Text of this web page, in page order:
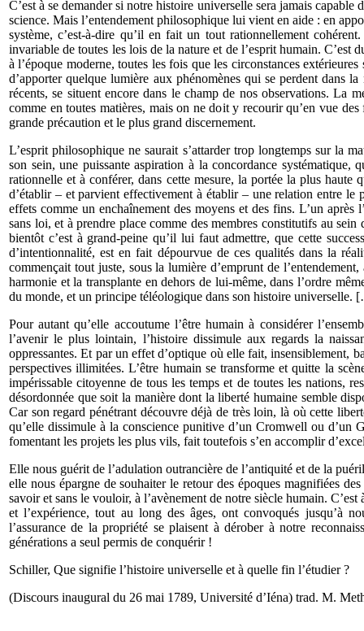
C’est à se demander si notre histoire universelle sera jamais
science. Mais l’entendement philosophique lui vient en aide : en
système, c’est-à-dire qu’il en fait un tout rationnellement
invariable de toutes les lois de la nature et de l’esprit humain. C’est
à l’époque moderne, toutes les fois que les circonstances
d’apporter quelque lumière aux phénomènes qui se perdent dans
récents, se situent encore dans le champ de nos observations. La
comme en toutes matières, mais on ne doit y recourir qu’en vue
grande précaution et le plus grand discernement.
L’esprit philosophique ne saurait s’attarder trop longtemps sur la
son sein, une puissante aspiration à la concordance
ration­nelle et à conférer, dans cette mesure, la portée la plus haute
d’établir – et parvient effectivement à établir – une relation entre le
effets comme un enchaînement des moyens et des fins. L’un
sans loi, et à prendre place comme des membres constitutifs au
bientôt c’est à grand-peine qu’il lui faut admettre, que cette
d’intentionnalité, est en fait dépourvue de ces qualités dans la
commençait tout juste, sous la lumière d’emprunt de
harmonie et la transplante en dehors de lui-même, dans l’ordre
du monde, et un principe téléologique dans son histoire universelle.
Pour autant qu’elle accoutume l’être humain à considérer
l’avenir le plus lointain, l’histoire dissimule aux regards la
oppressantes. Et par un effet d’optique où elle fait, insensiblement,
perspectives illimitées. L’être humain se transforme et quitte la
impérissable citoyenne de tous les temps et de toutes les nations,
désordonnée que soit la manière dont la liberté humaine semble
Car son regard pénétrant découvre déjà de très loin, là où cette
qu’elle dissimule à la conscience punitive d’un Cromwell ou d’un
fomentant les projets les plus vils, fait toutefois s’en accomplir
Elle nous guérit de l’adulation outrancière de l’antiquité et de la
elle nous épargne de souhaiter le retour des époques magnifiées
savoir et sans le vouloir, à l’avènement de notre siècle humain.
et l’expérience, tout au long des âges, ont convoqués jusqu’à
l’assurance de la propriété se plaisent à dérober à notre
générations a seul permis de conquérir !
Schiller, Que signifie l’histoire universelle et à quelle fin l’étudier ?
(Discours inaugural du 26 mai 1789, Université d’Iéna) trad. M.